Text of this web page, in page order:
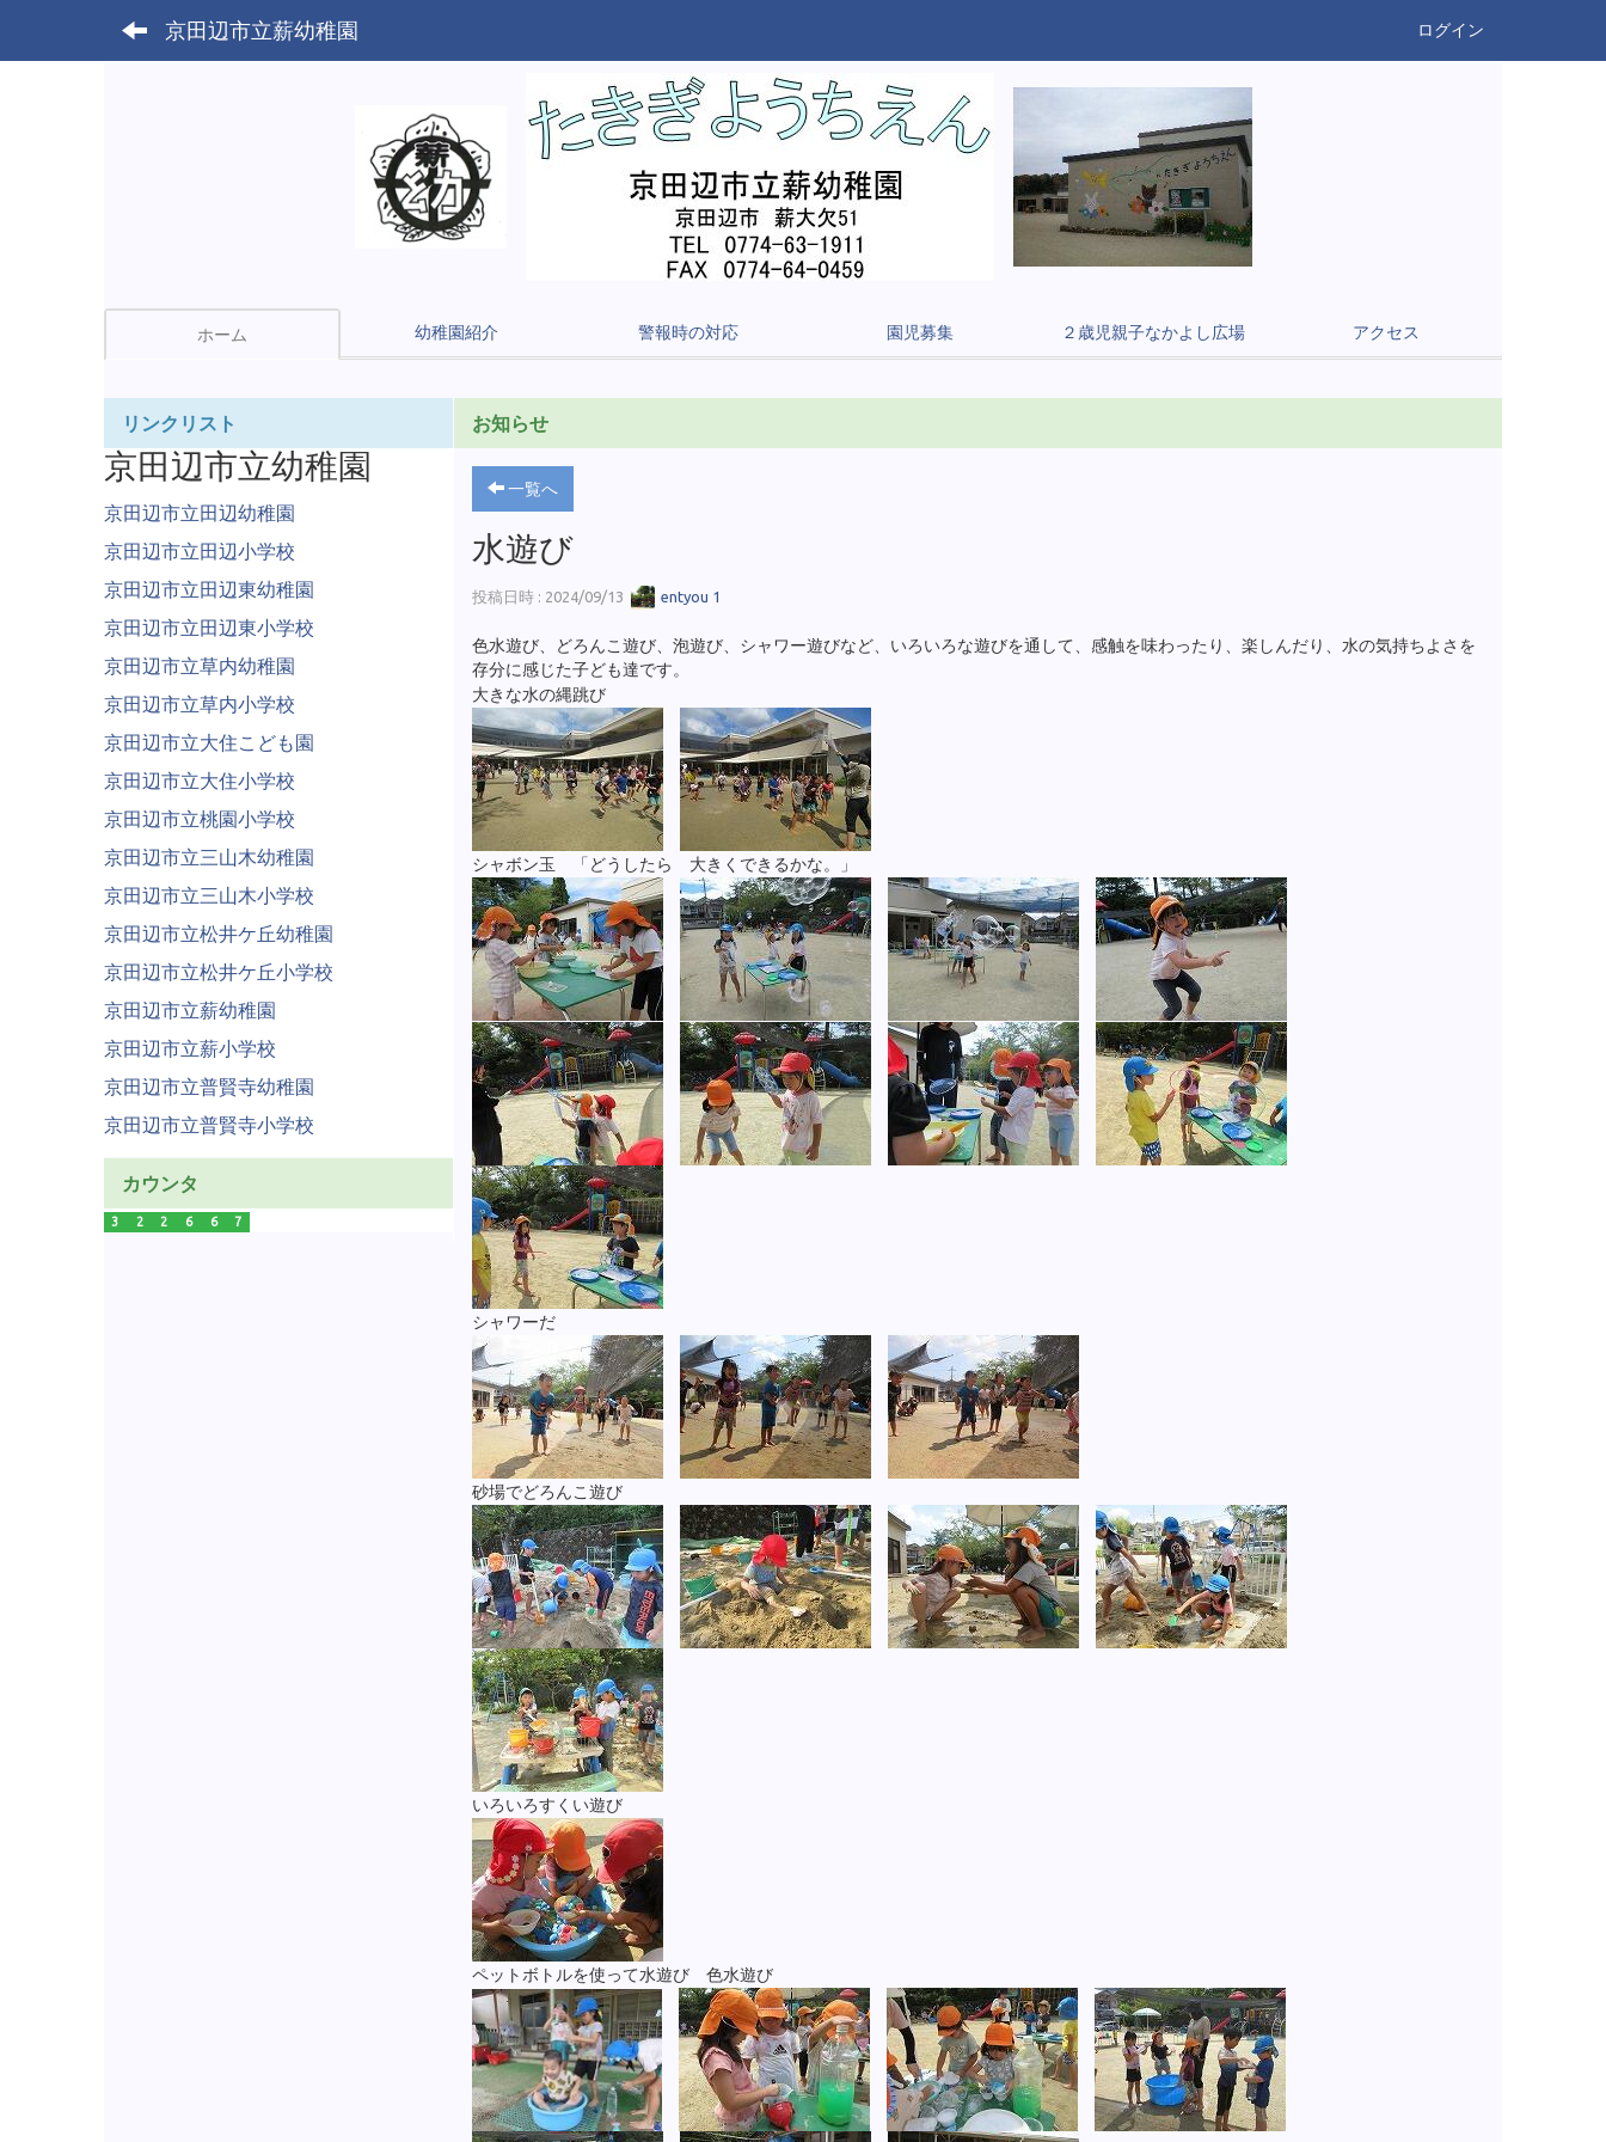
京田辺市立薪幼稚園 ログイン
ホーム 幼稚園紹介 警報時の対応 園児募集 ２歳児親子なかよし広場 アクセス
お知らせ
一覧へ
水遊び
投稿日時 : 2024/09/13 entyou 1
色水遊び、どろんこ遊び、泡遊び、シャワー遊びなど、いろいろな遊びを通して、感触を味わったり、楽しんだり、水の気持ちよさを
存分に感じた子ども達です。
大きな水の縄跳び
シャボン玉 「どうしたら 大きくできるかな。」
シャワーだ
砂場でどろんこ遊び
いろいろすくい遊び
ペットボトルを使って水遊び 色水遊び
リンクリスト
京田辺市立幼稚園
京田辺市立田辺幼稚園
京田辺市立田辺小学校
京田辺市立田辺東幼稚園
京田辺市立田辺東小学校
京田辺市立草内幼稚園
京田辺市立草内小学校
京田辺市立大住こども園
京田辺市立大住小学校
京田辺市立桃園小学校
京田辺市立三山木幼稚園
京田辺市立三山木小学校
京田辺市立松井ケ丘幼稚園
京田辺市立松井ケ丘小学校
京田辺市立薪幼稚園
京田辺市立薪小学校
京田辺市立普賢寺幼稚園
京田辺市立普賢寺小学校
カウンタ
3 2 2 6 6 7